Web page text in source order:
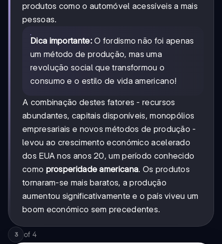
produtos como o automóvel acessíveis a mais
pessoas.
Dica importante:O fordismo não foi apenas
um método de produção, mas uma
revolução social que transformou o
consumo e o estilo de vida americano!
A combinação destes fatores - recursos
abundantes, capitais disponíveis, monopólios
empresariais e novos métodos de produção -
levou ao crescimento económico acelerado
dos EUA nos anos 20, um período conhecido
como prosperidade americana. Os produtos
tornaram-se mais baratos, a produção
aumentou significativamente e o país viveu um
boom económico sem precedentes.
3 of 4